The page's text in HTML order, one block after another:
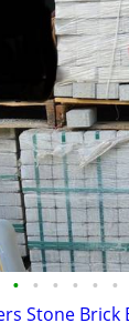
• • • • • •
Stone Brick